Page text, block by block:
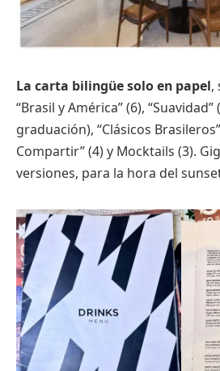
La carta bilingüe solo en papel,
“Brasil y América” (6), “Suavidad”
graduación), “Clásicos
Compartir” (4) y Mocktails (3).
versiones, para la hora del